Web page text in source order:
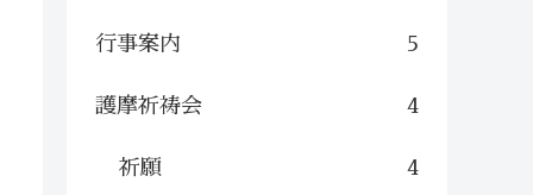
行事案内 5
護摩祈祷会 4
祈願 4